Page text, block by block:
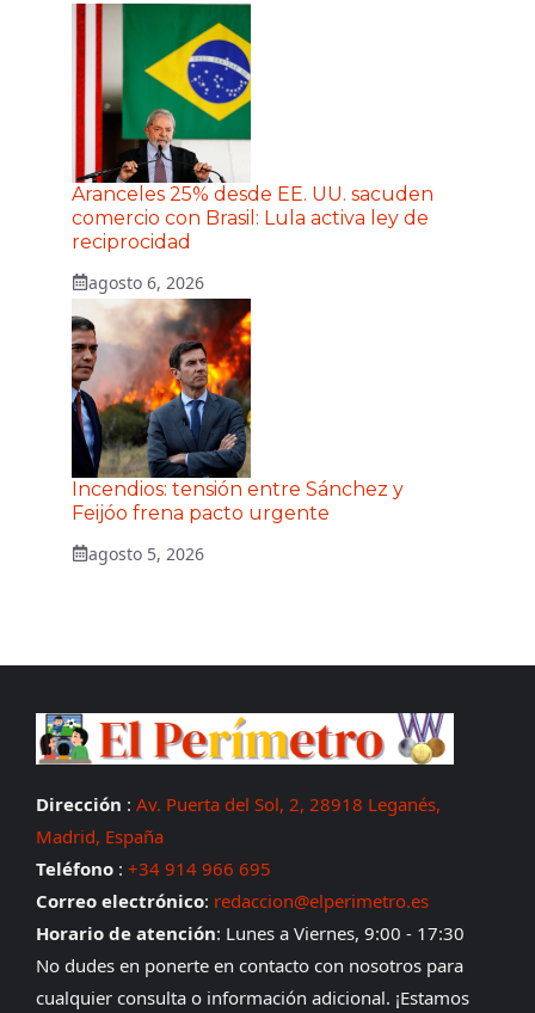
Aranceles 25% desde EE. UU. sacuden
comercio con Brasil: Lula activa ley de
reciprocidad
agosto 6, 2026
Incendios: tensión entre Sánchez y
Feijóo frena pacto urgente
agosto 5, 2026
Dirección : Av. Puerta del Sol, 2, 28918 Leganés,
Madrid, España
Teléfono : +34 914 966 695
Correo electrónico: redaccion@elperimetro.es
Horario de atención: Lunes a Viernes, 9:00 - 17:30
No dudes en ponerte en contacto con nosotros para
cualquier consulta o información adicional. ¡Estamos